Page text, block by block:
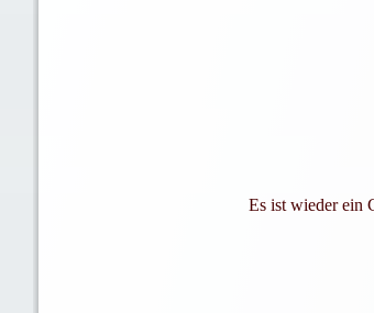
Es ist wieder ein